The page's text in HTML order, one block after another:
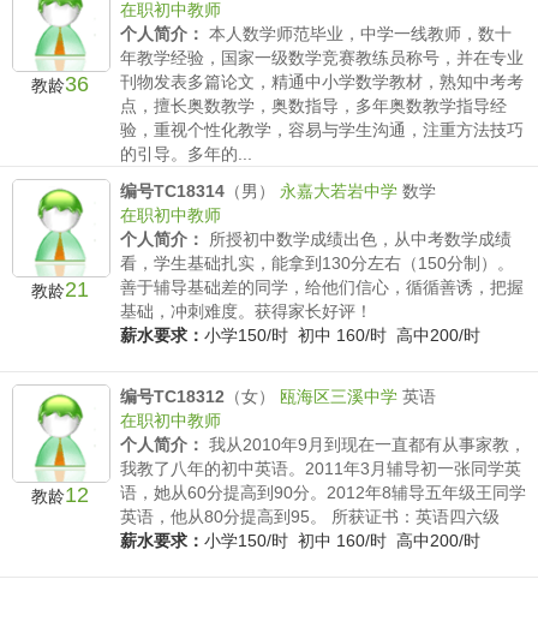
教龄36
在职初中教师
个人简介： 本人数学师范毕业，中学一线教师，数十
年教学经验，国家一级数学竞赛教练员称号，并在专业
刊物发表多篇论文，精通中小学数学教材，熟知中考考
点，擅长奥数教学，奥数指导，多年奥数教学指导经
验，重视个性化教学，容易与学生沟通，注重方法技巧
的引导。多年的...
教龄21
编号TC18314 （男） 永嘉大若岩中学 数学
在职初中教师
个人简介：
所授初中数学成绩出色，从中考数学成绩
看，学生基础扎实，能拿到130分左右（150分制）。
善于辅导基础差的同学，给他们信心，循循善诱，把握
基础，冲刺难度。获得家长好评！
薪水要求： 小学150/时 初中 160/时 高中200/时
教龄12
编号TC18312 （女） 瓯海区三溪中学 英语
在职初中教师
个人简介： 我从2010年9月到现在一直都有从事家教，
我教了八年的初中英语。2011年3月辅导初一张同学英
语，她从60分提高到90分。2012年8辅导五年级王同学
英语，他从80分提高到95。 所获证书：英语四六级
薪水要求： 小学150/时 初中 160/时 高中200/时